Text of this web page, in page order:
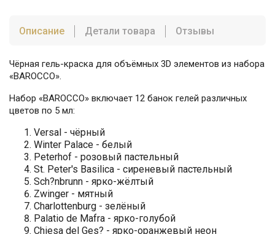
Описание Детали товара Отзывы
Чёрная гель-краска для объёмных 3D элементов из набора
«BAROCCO».
Набор «BAROCCO» включает 12 банок гелей различных
цветов по 5 мл:
Versal - чёрный
Winter Palace - белый
Peterhof - розовый пастельный
St. Peter's Basilica - сиреневый пастельный
Sch?nbrunn - ярко-жёлтый
Zwinger - мятный
Charlottenburg - зелёный
Palatio de Mafra - ярко-голубой
Chiesa del Ges? - ярко-оранжевый неон